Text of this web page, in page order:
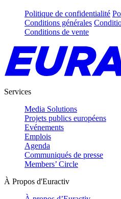
Politique de confidentialité
Conditions générales
Conditions de vente
Services
Media Solutions
Projets publics européens
Evénements
Emplois
Agenda
Communiqués de presse
Members’ Circle
À Propos d'Euractiv